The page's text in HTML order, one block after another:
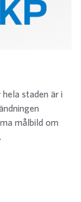
staden är i
målbild om